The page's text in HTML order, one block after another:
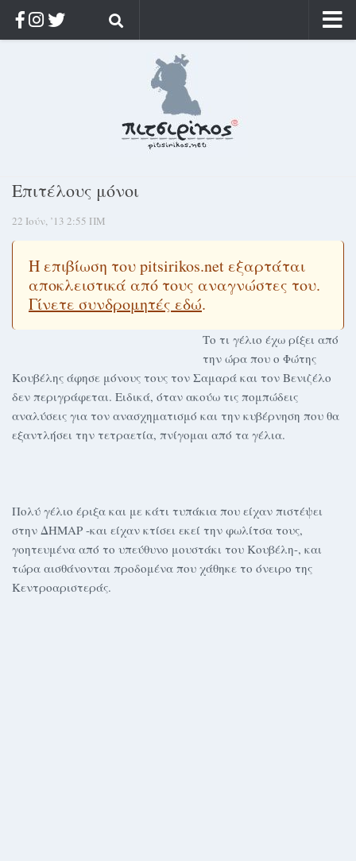
Στοχασμοί & αποφθέγματα
Διαφήμιση
Μόνο για συνδρομητές
Log in
Επιτέλους μόνοι
22 Ιούν, ’13 2:55 ΠΜ
Η επιβίωση του pitsirikos.net εξαρτάται
αποκλειστικά από τους αναγνώστες του.
Γίνετε συνδρομητές εδώ.
Το τι γέλιο έχω ρίξει από
την ώρα που ο Φώτης
Κουβέλης άφησε μόνους τους τον Σαμαρά και τον Βενιζέλο
δεν περιγράφεται. Ειδικά, όταν ακούω τις πομπώδεις
αναλύσεις για τον ανασχηματισμό και την κυβέρνηση που θα
εξαντλήσει την τετραετία, πνίγομαι από τα γέλια.
Πολύ γέλιο έριξα και με κάτι τυπάκια που είχαν πιστέψει
στην ΔΗΜΑΡ -και είχαν κτίσει εκεί την φωλίτσα τους,
γοητευμένα από το υπεύθυνο μουστάκι του Κουβέλη-, και
τώρα αισθάνονται προδομένα που χάθηκε το όνειρο της
Κεντροαριστεράς.